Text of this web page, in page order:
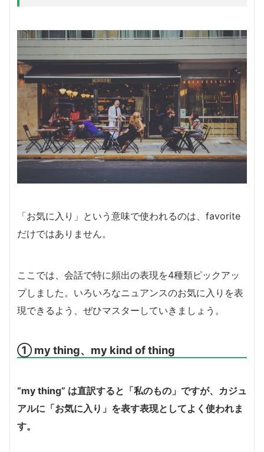
「お気に入り」という意味で使われるのは、favorite
だけではありません。
ここでは、会話で特に頻出の表現を4種類ピックアッ
プしました。いろいろなニュアンスのお気に入りを表
現できるよう、ぜひマスターしていきましょう。
① my thing、my kind of thing
“my thing” は直訳すると「私のもの」ですが、カジュ
アルに「お気に入り」を表す表現としてよく使われま
す。